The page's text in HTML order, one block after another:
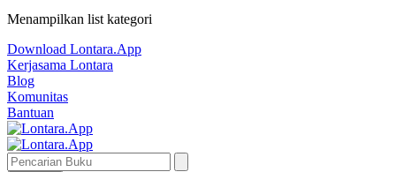
Menampilkan list kategori
Download Lontara.App
Kerjasama Lontara
Blog
Komunitas
Bantuan